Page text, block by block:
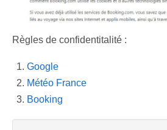
Règles de confidentitalité :
Google
Météo France
Booking